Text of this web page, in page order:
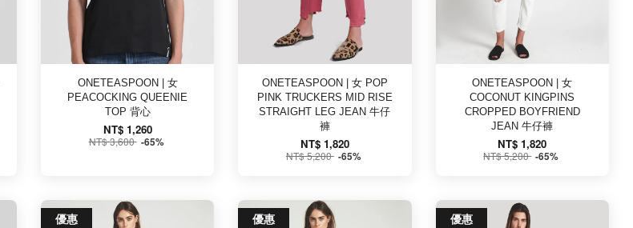
ONETEASPOON | 女
PEACOCKING QUEENIE
TOP 背心
NT$ 1,260
NT$ 3,600 -65%
ONETEASPOON | 女 POP
PINK TRUCKERS MID RISE
STRAIGHT LEG JEAN 牛仔
褲
NT$ 1,820
NT$ 5,200 -65%
ONETEASPOON | 女
COCONUT KINGPINS
CROPPED BOYFRIEND
JEAN 牛仔褲
NT$ 1,820
NT$ 5,200 -65%
優惠 優惠 優惠